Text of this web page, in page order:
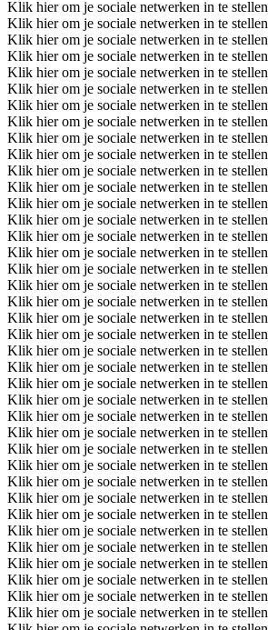
Klik hier om je sociale netwerken in te stellen
Klik hier om je sociale netwerken in te stellen
Klik hier om je sociale netwerken in te stellen
Klik hier om je sociale netwerken in te stellen
Klik hier om je sociale netwerken in te stellen
Klik hier om je sociale netwerken in te stellen
Klik hier om je sociale netwerken in te stellen
Klik hier om je sociale netwerken in te stellen
Klik hier om je sociale netwerken in te stellen
Klik hier om je sociale netwerken in te stellen
Klik hier om je sociale netwerken in te stellen
Klik hier om je sociale netwerken in te stellen
Klik hier om je sociale netwerken in te stellen
Klik hier om je sociale netwerken in te stellen
Klik hier om je sociale netwerken in te stellen
Klik hier om je sociale netwerken in te stellen
Klik hier om je sociale netwerken in te stellen
Klik hier om je sociale netwerken in te stellen
Klik hier om je sociale netwerken in te stellen
Klik hier om je sociale netwerken in te stellen
Klik hier om je sociale netwerken in te stellen
Klik hier om je sociale netwerken in te stellen
Klik hier om je sociale netwerken in te stellen
Klik hier om je sociale netwerken in te stellen
Klik hier om je sociale netwerken in te stellen
Klik hier om je sociale netwerken in te stellen
Klik hier om je sociale netwerken in te stellen
Klik hier om je sociale netwerken in te stellen
Klik hier om je sociale netwerken in te stellen
Klik hier om je sociale netwerken in te stellen
Klik hier om je sociale netwerken in te stellen
Klik hier om je sociale netwerken in te stellen
Klik hier om je sociale netwerken in te stellen
Klik hier om je sociale netwerken in te stellen
Klik hier om je sociale netwerken in te stellen
Klik hier om je sociale netwerken in te stellen
Klik hier om je sociale netwerken in te stellen
Klik hier om je sociale netwerken in te stellen